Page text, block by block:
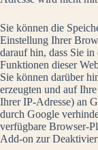
Sie können die
Einstellung Ihrer
darauf hin, dass Sie
Funktionen dieser
Sie können darüber
erzeugten und auf
Ihrer IP-Adresse) an
durch Google
verfügbare Browser-
Add-on zur